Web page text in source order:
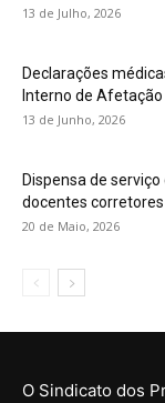
13 de Julho, 2026
Declarações
Interno de Afetação
13 de Junho, 2026
Dispensa de
docentes corretores
20 de Maio, 2026
O Sindicato dos